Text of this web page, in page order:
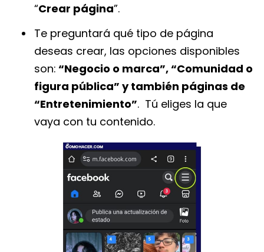
“Crear página”.
Te preguntará qué tipo de página
deseas crear, las opciones disponibles
son: “Negocio o marca”, “Comunidad o
figura pública” y también páginas de
“Entretenimiento”. Tú eliges la que
vaya con tu contenido.